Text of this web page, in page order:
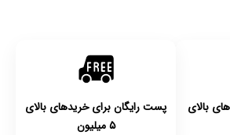
بالای
پست رایگان برای خریدهای بالای
۵ میلیون